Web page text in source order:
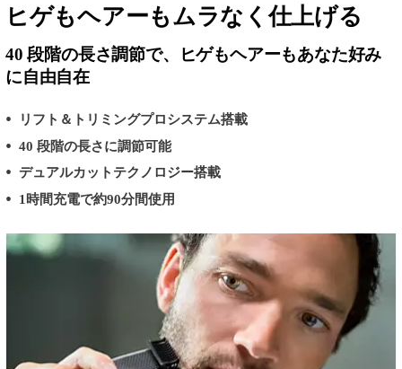
ヒゲもヘアーもムラなく仕上げる
40 段階の長さ調節で、ヒゲもヘアーもあなた好み
に自由自在
リフト＆トリミングプロシステム搭載
40 段階の長さに調節可能
デュアルカットテクノロジー搭載
1時間充電で約90分間使用